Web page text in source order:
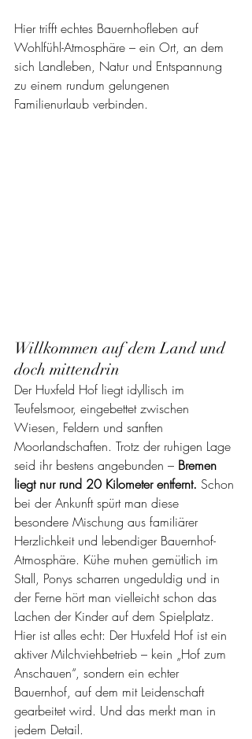
Hier trifft echtes Bauernhofleben auf
Wohlfühl-Atmosphäre – ein Ort, an dem
sich Landleben, Natur und Entspannung
zu einem rundum gelungenen
Familienurlaub verbinden.
Willkommen auf dem Land und
doch mittendrin
Der Huxfeld Hof liegt idyllisch im
Teufelsmoor, eingebettet zwischen
Wiesen, Feldern und sanften
Moorlandschaften. Trotz der ruhigen Lage
seid ihr bestens angebunden – Bremen
liegt nur rund 20 Kilometer entfernt. Schon
bei der Ankunft spürt man diese
besondere Mischung aus familiärer
Herzlichkeit und lebendiger Bauernhof-
Atmosphäre. Kühe muhen gemütlich im
Stall, Ponys scharren ungeduldig und in
der Ferne hört man vielleicht schon das
Lachen der Kinder auf dem Spielplatz.
Hier ist alles echt: Der Huxfeld Hof ist ein
aktiver Milchviehbetrieb – kein „Hof zum
Anschauen“, sondern ein echter
Bauernhof, auf dem mit Leidenschaft
gearbeitet wird. Und das merkt man in
jedem Detail.